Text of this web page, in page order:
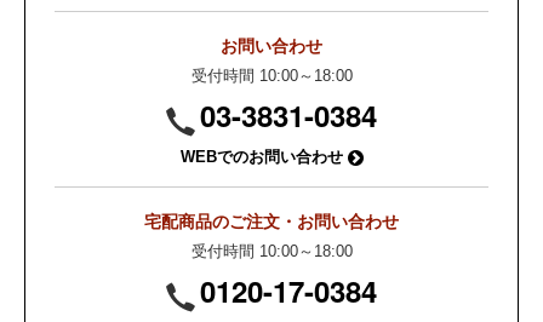
お問い合わせ
受付時間 10:00～18:00
03-3831-0384
WEBでのお問い合わせ
宅配商品のご注文・お問い合わせ
受付時間 10:00～18:00
0120-17-0384